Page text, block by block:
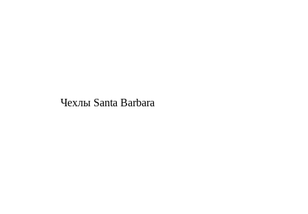
Чехлы Santa Barbara